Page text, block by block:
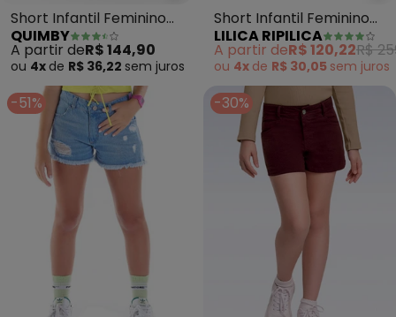
Short Infantil Feminino
Sarja Elastano (Rosa)
QUIMBY
A partir deR$ 144,90
ou 4x de R$ 36,22 sem juros
Short Infantil Feminino
(Cinza)
LILICA RIPILICA
A partir deR$ 120,22R$
ou 4x de R$ 30,05 sem juros
-51% -30%